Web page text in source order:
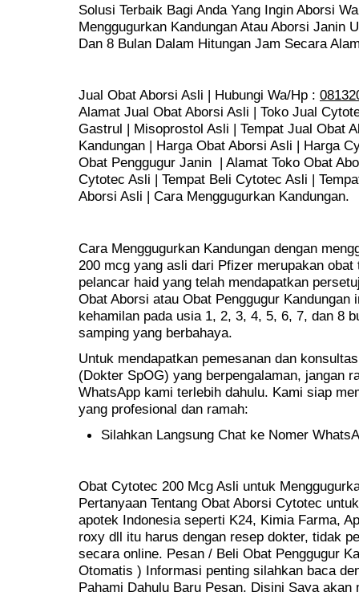
Solusi Terbaik Bagi Anda Yang Ingin Aborsi
Menggugurkan Kandungan Atau Aborsi Janin
Dan 8 Bulan Dalam Hitungan Jam Secara
Jual Obat Aborsi Asli | Hubungi Wa/Hp :
Alamat Jual Obat Aborsi Asli | Toko Jual
Gastrul | Misoprostol Asli | Tempat Jual Obat
Kandungan | Harga Obat Aborsi Asli | Harga
Obat Penggugur Janin | Alamat Toko Obat
Cytotec Asli | Tempat Beli Cytotec Asli |
Aborsi Asli | Cara Menggugurkan Kandungan.
Cara Menggugurkan Kandungan dengan
200 mcg yang asli dari Pfizer merupakan
pelancar haid yang telah mendapatkan
Obat Aborsi atau Obat Penggugur Kandungan
kehamilan pada usia 1, 2, 3, 4, 5, 6, 7, dan 8
samping yang berbahaya.
Untuk mendapatkan pemesanan dan
(Dokter SpOG) yang berpengalaman, jangan
WhatsApp kami terlebih dahulu. Kami siap
yang profesional dan ramah:
Silahkan Langsung Chat ke Nomer
Obat Cytotec 200 Mcg Asli untuk
Pertanyaan Tentang Obat Aborsi Cytotec
apotek Indonesia seperti K24, Kimia Farma,
roxy dll itu harus dengan resep dokter, tidak
secara online. Pesan / Beli Obat Penggugur
Otomatis ) Informasi penting silahkan baca
Pahami Dahulu Baru Pesan, Disini Saya akan